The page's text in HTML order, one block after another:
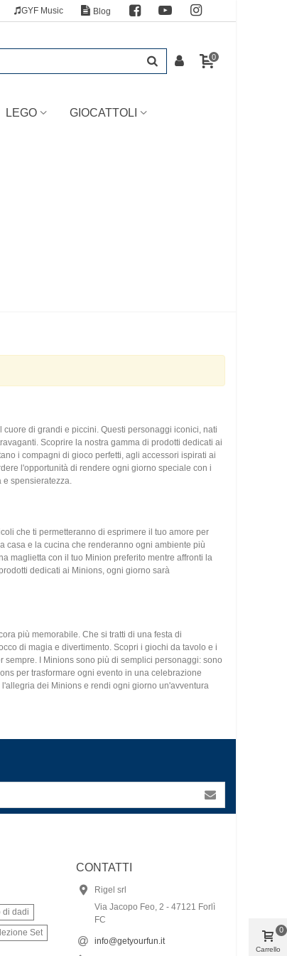
GYF Music Blog
0
LEGO
GIOCATTOLI
di grandi e piccini. Questi personaggi iconici, nati
Scoprire la nostra gamma di prodotti dedicati ai
i compagni di gioco perfetti, agli accessori ispirati ai
l'opportunità di rendere ogni giorno speciale con i
e spensieratezza.
che ti permetteranno di esprimere il tuo amore per
casa e la cucina che renderanno ogni ambiente più
maglietta con il tuo Minion preferito mentre affronti la
dedicati ai Minions, ogni giorno sarà
più memorabile. Che si tratti di una festa di
di magia e divertimento. Scopri i giochi da tavolo e i
I Minions sono più di semplici personaggi: sono
per trasformare ogni evento in una celebrazione
dei Minions e rendi ogni giorno un'avventura
di dadi
Set
CONTATTI
Rigel srl
Via Jacopo Feo, 2 - 47121 Forlì
FC
info@getyourfun.it
Carrello
0